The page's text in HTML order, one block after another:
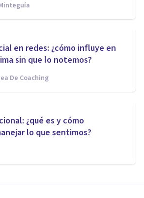
en redes: ¿cómo influye en
sin que lo notemos?
De Coaching
¿qué es y cómo
lo que sentimos?